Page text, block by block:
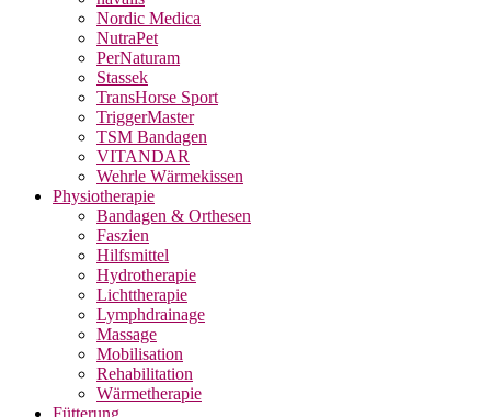
Nordic Medica
NutraPet
PerNaturam
Stassek
TransHorse Sport
TriggerMaster
TSM Bandagen
VITANDAR
Wehrle Wärmekissen
Physiotherapie
Bandagen & Orthesen
Faszien
Hilfsmittel
Hydrotherapie
Lichttherapie
Lymphdrainage
Massage
Mobilisation
Rehabilitation
Wärmetherapie
Fütterung